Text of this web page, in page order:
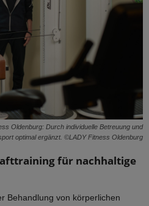
Oldenburg: Durch individuelle Betreuung und
optimal ergänzt. ©LADY Fitness Oldenburg
für nachhaltige
Behandlung von körperlichen